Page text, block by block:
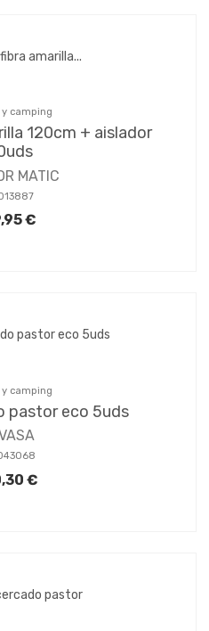
camping
120cm + aislador
MATIC
€
camping
pastor eco 5uds
€